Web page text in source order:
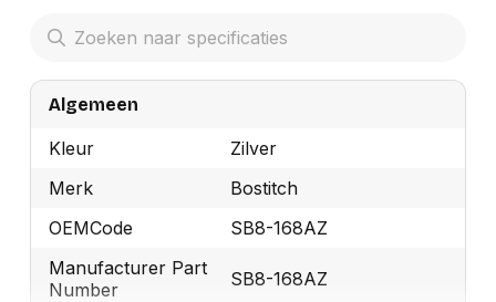
Algemeen
Kleur
Zilver
Merk
Bostitch
OEMCode
SB8-168AZ
Manufacturer Part
Number
SB8-168AZ